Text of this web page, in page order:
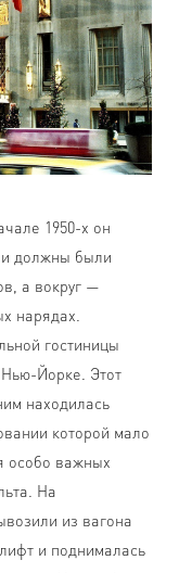
1950-х он
должны были
а вокруг —
нарядах.
гостиницы
Йорке. Этот
находилась
которой мало
особо важных
На
из вагона
и поднималась